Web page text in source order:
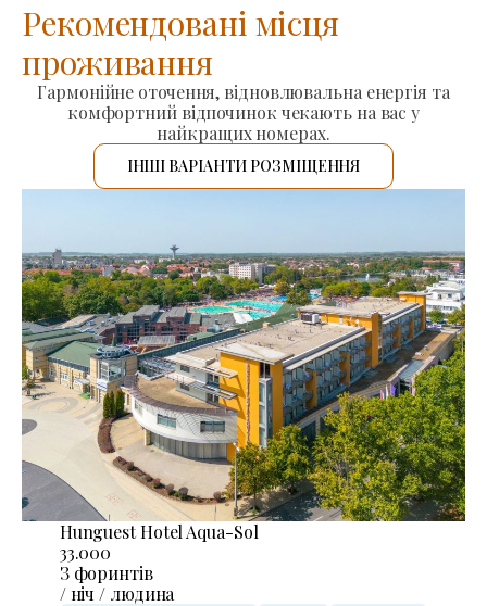
Рекомендовані місця
проживання
Гармонійне оточення, відновлювальна енергія та
комфортний відпочинок чекають на вас у
найкращих номерах.
ІНШІ ВАРІАНТИ РОЗМІЩЕННЯ
Hunguest Hotel Aqua-Sol
33.000
З форинтів
/ ніч / людина